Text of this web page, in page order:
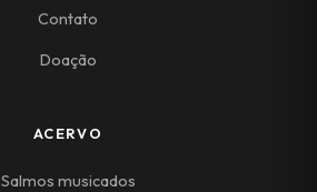
Contato
Doação
ACERVO
Salmos musicados